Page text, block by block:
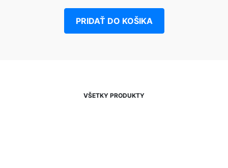
PRIDAŤ DO KOŠIKA
VŠETKY PRODUKTY